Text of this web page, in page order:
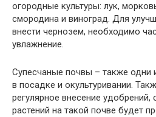
огородные культуры: лук,
смородина и виноград. Для
внести чернозем, необходимо
увлажнение.
Супесчаные почвы – также одни
в посадке и окультуривании.
регулярное внесение
растений на такой почве будет